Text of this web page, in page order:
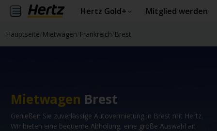
Hertz Gold+ Mitglied werden
Hauptseite Mietwagen Frankreich Brest
Mietwagen Brest
Genießen Sie zuverlässige Autovermietung in Brest mit Hertz.
Wir bieten eine bequeme Abholung, eine große Auswahl an